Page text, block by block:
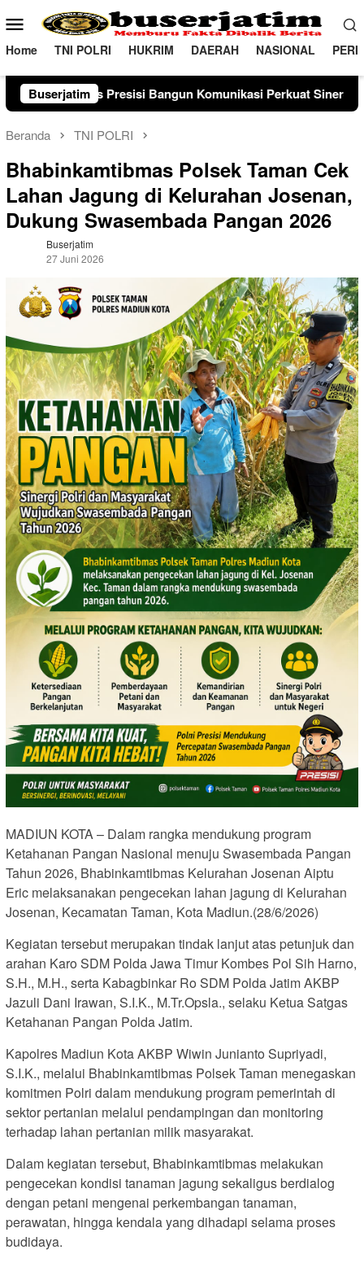
ke
konten
Menu
Mobile
Home TNI POLRI HUKRIM DAERAH NASIONAL
Buserjatim
Komunikasi Perkuat Sinergi untuk Kamtibmas
Beranda TNI POLRI
Bhabinkamtibmas Polsek Taman Cek
Lahan Jagung di Kelurahan Josenan,
Dukung Swasembada Pangan 2026
Buserjatim
27 Juni 2026
MADIUN KOTA – Dalam rangka mendukung program
Ketahanan Pangan Nasional menuju Swasembada Pangan
Tahun 2026, Bhabinkamtibmas Kelurahan Josenan Aiptu
Eric melaksanakan pengecekan lahan jagung di Kelurahan
Josenan, Kecamatan Taman, Kota Madiun.(28/6/2026)
Kegiatan tersebut merupakan tindak lanjut atas petunjuk dan
arahan Karo SDM Polda Jawa Timur Kombes Pol Sih Harno,
S.H., M.H., serta Kabagbinkar Ro SDM Polda Jatim AKBP
Jazuli Dani Irawan, S.I.K., M.Tr.Opsla., selaku Ketua Satgas
Ketahanan Pangan Polda Jatim.
Kapolres Madiun Kota AKBP Wiwin Junianto Supriyadi,
S.I.K., melalui Bhabinkamtibmas Polsek Taman menegaskan
komitmen Polri dalam mendukung program pemerintah di
sektor pertanian melalui pendampingan dan monitoring
terhadap lahan pertanian milik masyarakat.
Dalam kegiatan tersebut, Bhabinkamtibmas melakukan
pengecekan kondisi tanaman jagung sekaligus berdialog
dengan petani mengenai perkembangan tanaman,
perawatan, hingga kendala yang dihadapi selama proses
budidaya.